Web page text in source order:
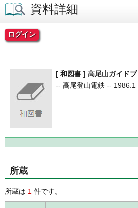
資料詳細
ログイン
[ 和図書 ] 高尾山ガイド
-- 高尾登山電鉄 -- 1986.1
所蔵
所蔵は 1 件です。